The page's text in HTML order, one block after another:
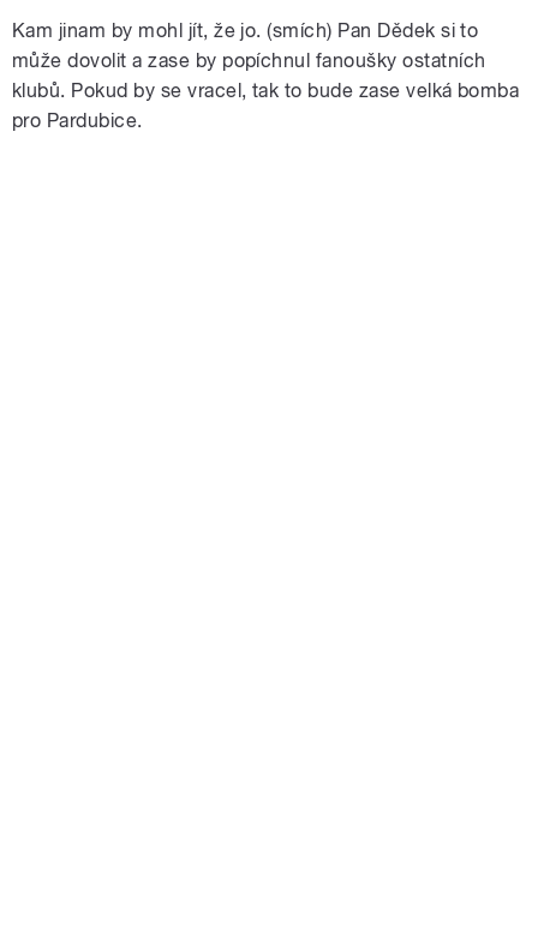
Kam jinam by mohl jít, že jo. (smích) Pan Dědek si to
může dovolit a zase by popíchnul fanoušky ostatních
klubů. Pokud by se vracel, tak to bude zase velká bomba
pro Pardubice.